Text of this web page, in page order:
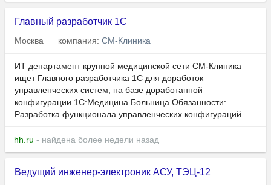
Главный разработчик 1С
Москва компания: СМ-Клиника
ИТ департамент крупной медицинской сети СМ-Клиника
ищет Главного разработчика 1С для доработок
управленческих систем, на базе доработанной
конфигурации 1С:Медицина.Больница Обязанности:
Разработка функционала управленческих конфигураций...
hh.ru - найдена более недели назад
Ведущий инженер-электроник АСУ, ТЭЦ-12